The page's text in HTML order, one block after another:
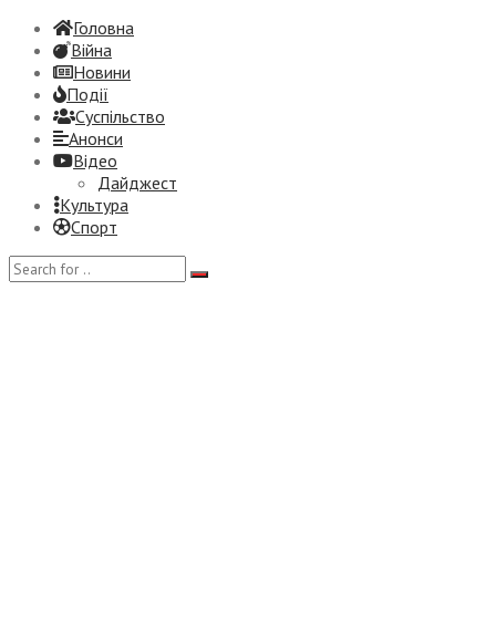
Головна
Війна
Новини
Події
Суспiльство
Анонси
Відео
Дайджест
Культура
Спорт